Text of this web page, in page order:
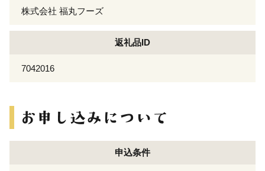
株式会社 福丸フーズ
返礼品ID
7042016
申込条件